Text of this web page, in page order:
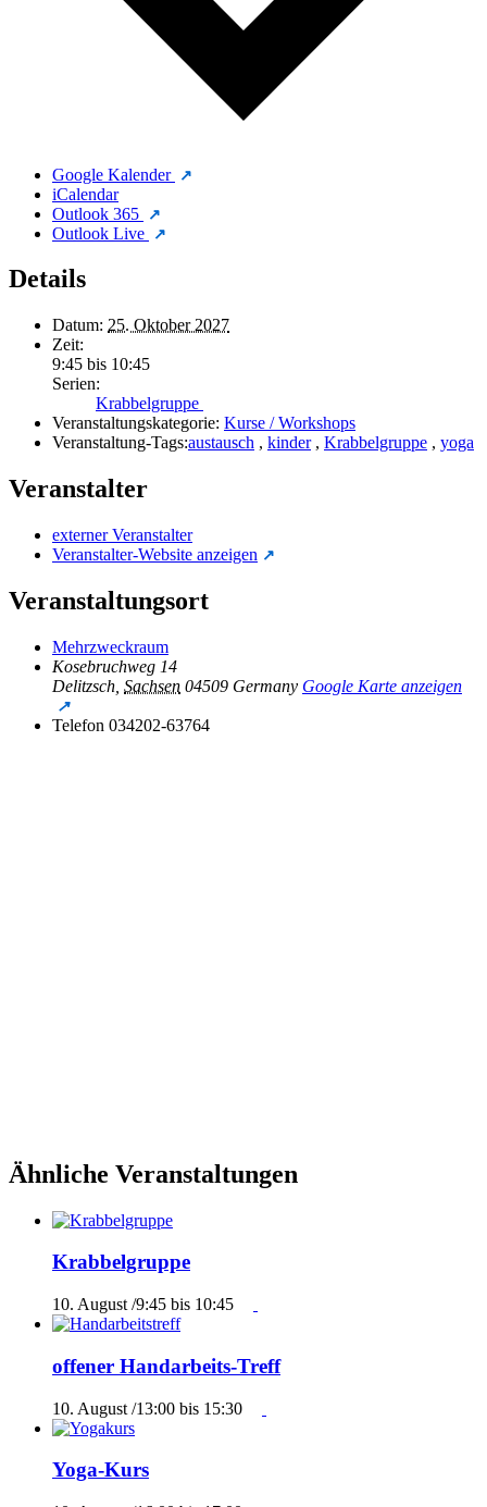
Google Kalender
iCalendar
Outlook 365
Outlook Live
Details
Datum: 25. Oktober 2027
Zeit:
9:45 bis 10:45
Serien:
Krabbelgruppe
Veranstaltungskategorie: Kurse / Workshops
Veranstaltung-Tags:austausch , kinder , Krabbelgruppe , yoga
Veranstalter
externer Veranstalter
Veranstalter-Website anzeigen
Veranstaltungsort
Mehrzweckraum
Kosebruchweg 14
Delitzsch Sachsen 04509 Germany Google Karte anzeigen
Telefon 034202-63764
Ähnliche Veranstaltungen
Krabbelgruppe
10. August /9:45 bis 10:45
offener Handarbeits-Treff
10. August /13:00 bis 15:30
Yoga-Kurs